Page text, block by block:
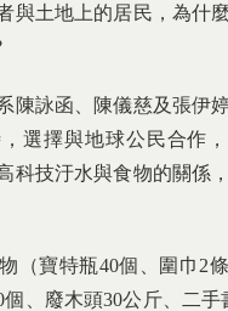
與土地上的居民，為什
陳詠函、陳儀慈及張伊
選擇與地球公民合作
科技汙水與食物的關係
（寶特瓶40個、圍巾2
個、廢木頭30公斤、二手